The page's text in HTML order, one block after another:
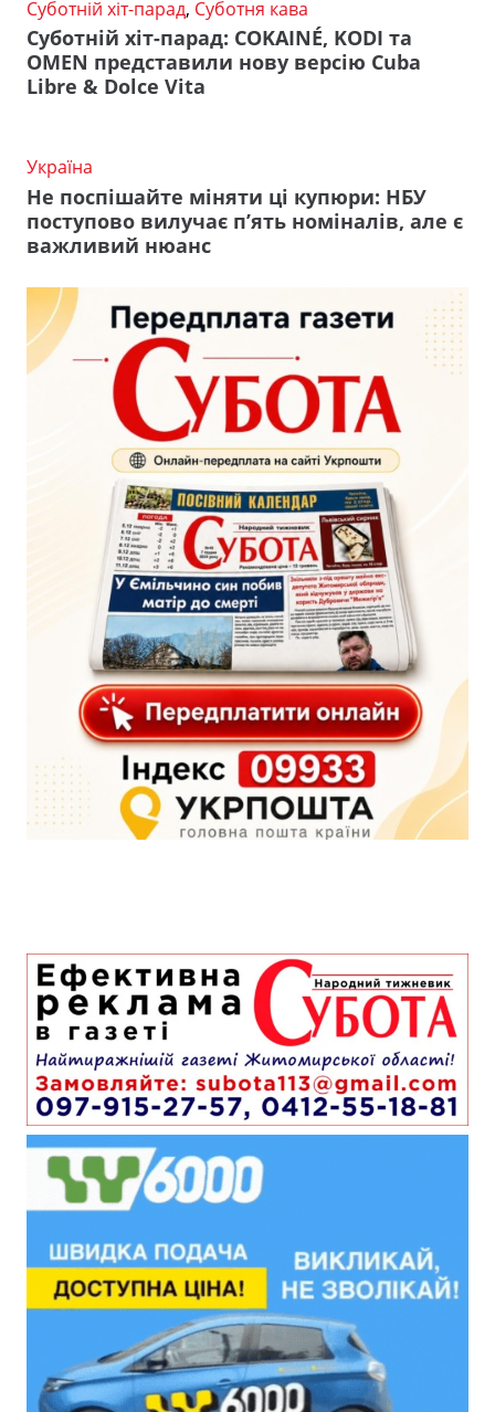
Суботній хіт-парад, Суботня кава
Суботній хіт-парад: COKAINÉ, KODI та
OMEN представили нову версію Cuba
Libre & Dolce Vita
Україна
Не поспішайте міняти ці купюри: НБУ
поступово вилучає п’ять номіналів, але є
важливий нюанс